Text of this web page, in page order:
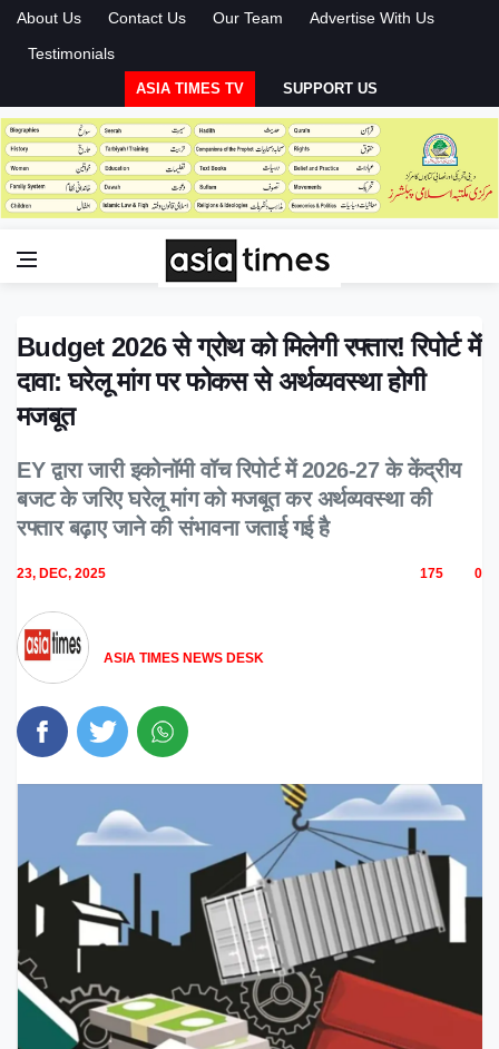
About Us Contact Us Our Team
Advertise With Us
Testimonials
ASIA TIMES TV SUPPORT US
Budget 2026 से ग्रोथ को मिलेगी रफ्तार! रिपोर्ट में
दावा: घरेलू मांग पर फोकस से अर्थव्यवस्था होगी
मजबूत
EY द्वारा जारी इकोनॉमी वॉच रिपोर्ट में 2026-27 के केंद्रीय
बजट के जरिए घरेलू मांग को मजबूत कर अर्थव्यवस्था की
रफ्तार बढ़ाए जाने की संभावना जताई गई है
23, DEC, 2025 175 0
ASIA TIMES NEWS DESK